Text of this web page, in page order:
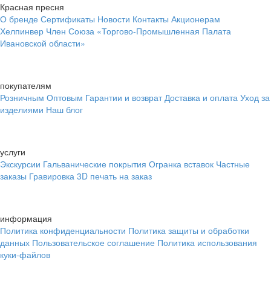
Красная пресня
О бренде Сертификаты Новости Контакты Акционерам
Хелпинвер Член Союза «Торгово-Промышленная Палата
Ивановской области»
покупателям
Розничным Оптовым Гарантии и возврат Доставка и оплата Уход за
изделиями Наш блог
услуги
Экскурсии Гальванические покрытия Огранка вставок Частные
заказы Гравировка 3D печать на заказ
информация
Политика конфиденциальности Политика защиты и обработки
данных Пользовательское соглашение Политика использования
куки-файлов